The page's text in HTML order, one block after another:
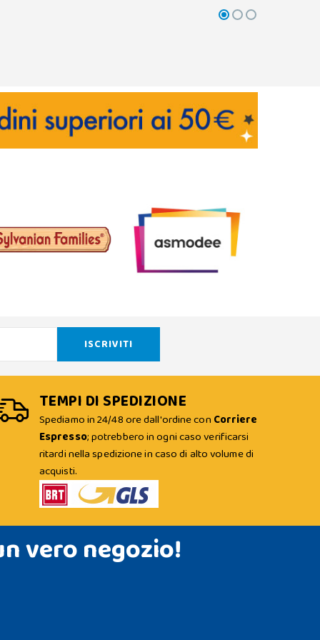
TEMPI DI SPEDIZIONE
Spediamo in 24/48 ore dall'ordine con Corriere
Espresso; potrebbero in ogni caso verificarsi
ritardi nella spedizione in caso di alto volume di
acquisti.
vero negozio!